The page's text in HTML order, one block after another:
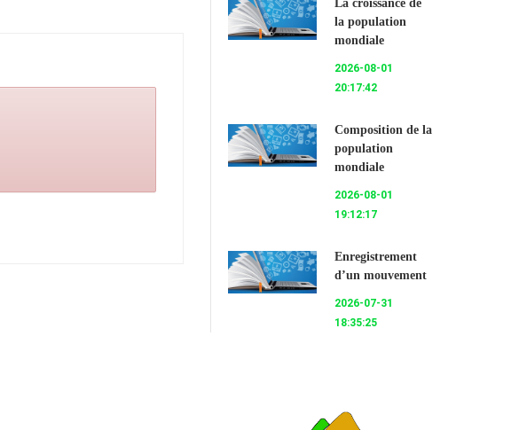
La croissance de
la population
mondiale
2026-08-01
20:17:42
Composition de la
population
mondiale
2026-08-01
19:12:17
Enregistrement
d’un mouvement
2026-07-31
18:35:25